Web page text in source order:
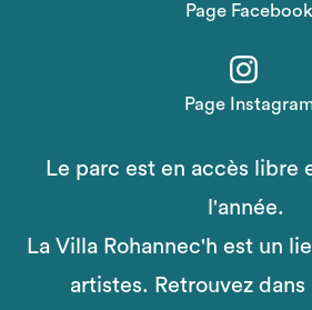
Page Facebook
Page
Le parc est en accès libre
l'année.
La Villa Rohannec'h est un
artistes. Retrouvez dans